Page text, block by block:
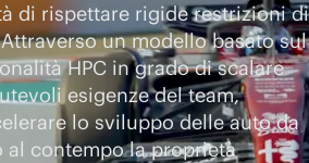
di rispettare rigide restrizioni di
un modello basato sul
HPC in grado di scalare
esigenze del team,
lo sviluppo delle auto da
al contempo la proprietà